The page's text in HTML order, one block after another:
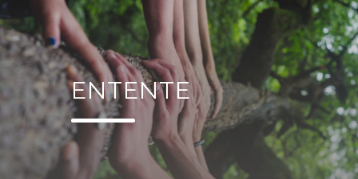
ENTENTE